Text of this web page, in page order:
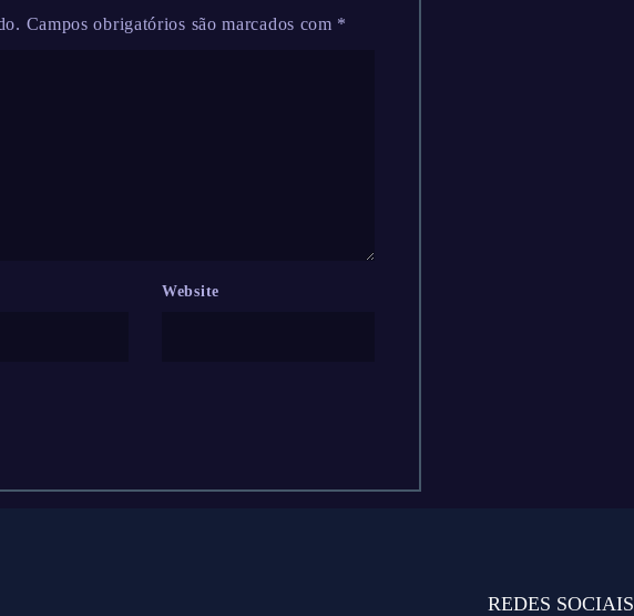
Campos obrigatórios são marcados com *
Website
REDES SOCIAIS